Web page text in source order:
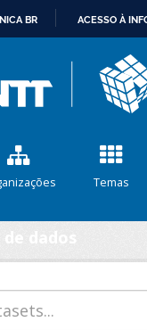
CONTEÚDO
BR ACESSO À
Temas